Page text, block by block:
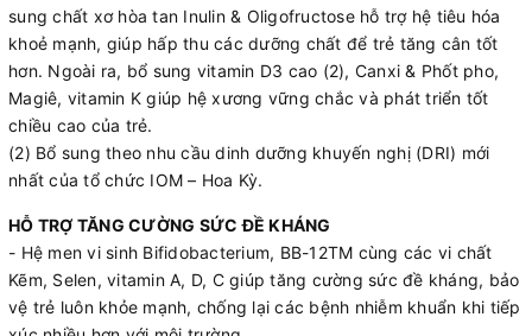
sung chất xơ hòa tan Inulin & Oligofructose hỗ trợ hệ tiêu hóa
khoẻ mạnh, giúp hấp thu các dưỡng chất để trẻ tăng cân tốt
hơn. Ngoài ra, bổ sung vitamin D3 cao (2), Canxi & Phốt pho,
Magiê, vitamin K giúp hệ xương vững chắc và phát triển tốt
chiều cao của trẻ.
(2) Bổ sung theo nhu cầu dinh dưỡng khuyến nghị (DRI) mới
nhất của tổ chức IOM – Hoa Kỳ.
HỖ TRỢ TĂNG CƯỜNG SỨC ĐỀ KHÁNG
- Hệ men vi sinh Bifidobacterium, BB-12TM cùng các vi chất
Kẽm, Selen, vitamin A, D, C giúp tăng cường sức đề kháng, bảo
vệ trẻ luôn khỏe mạnh, chống lại các bệnh nhiễm khuẩn khi tiếp